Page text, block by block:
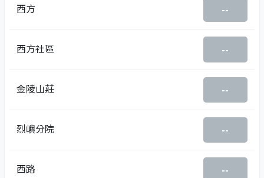
西方 --
西方社區 --
金陵山莊 --
烈嶼分院 --
西路 --